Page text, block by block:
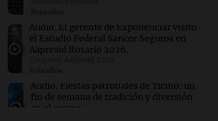
jueves 6 de agosto
00:00 Clima
Clima en Córdoba: cómo estará el tiempo este
Episodios
Audio. El gerente de Exponenciar visitó
el Estudio Federal Sancor Seguros en
Aapresid Rosario 2026.
Episodios
Audio. Fiestas patronales de Ticino: un
fin de semana de tradición y diversión
en el campo